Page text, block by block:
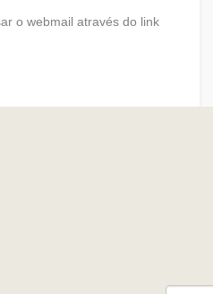
o webmail através do link